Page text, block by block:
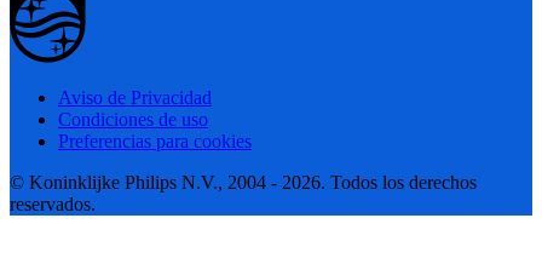
Aviso de Privacidad
Condiciones de uso
Preferencias para cookies
© Koninklijke Philips N.V., 2004 - 2026. Todos los derechos
reservados.